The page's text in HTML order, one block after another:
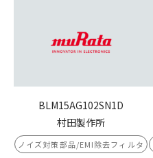
BLM15AG102SN1D
村田製作所
ノイズ対策部品/EMI除去フィルタ